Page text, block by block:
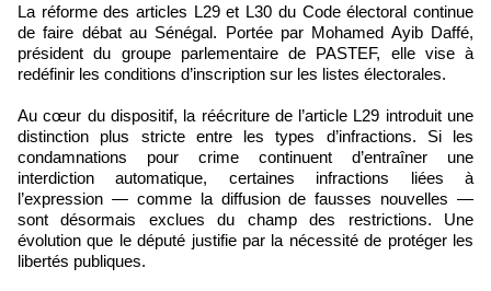
La réforme des articles L29 et L30 du Code électoral continue
de faire débat au Sénégal. Portée par Mohamed Ayib Daffé,
président du groupe parlementaire de PASTEF, elle vise à
redéfinir les conditions d’inscription sur les listes électorales.
Au cœur du dispositif, la réécriture de l’article L29 introduit une
distinction plus stricte entre les types d’infractions. Si les
condamnations pour crime continuent d’entraîner une
interdiction automatique, certaines infractions liées à
l’expression — comme la diffusion de fausses nouvelles —
sont désormais exclues du champ des restrictions. Une
évolution que le député justifie par la nécessité de protéger les
libertés publiques.